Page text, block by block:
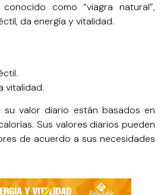
como “viagra natural”,
da energía y vitalidad.
vitalidad.
valor diario están basados en
Sus valores diarios pueden
de acuerdo a sus necesidades